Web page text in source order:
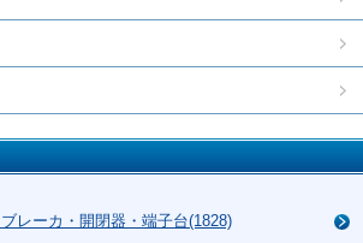
レーカ・開閉器・端子台(1828)